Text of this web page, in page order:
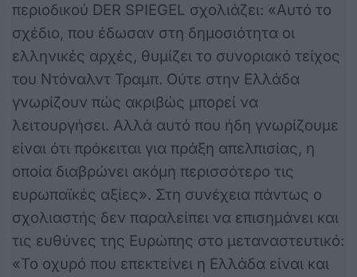
περιοδικού DER SPIEGEL σχολιάζει: «Αυτό το
σχέδιο, που έδωσαν στη δημοσιότητα οι
ελληνικές αρχές, θυμίζει το συνοριακό τείχος
του Ντόναλντ Τραμπ. Ούτε στην Ελλάδα
γνωρίζουν πώς ακριβώς μπορεί να
λειτουργήσει. Αλλά αυτό που ήδη γνωρίζουμε
είναι ότι πρόκειται για πράξη απελπισίας, η
οποία διαβρώνει ακόμη περισσότερο τις
ευρωπαϊκές αξίες». Στη συνέχεια πάντως ο
σχολιαστής δεν παραλείπει να επισημάνει και
τις ευθύνες της Ευρώπης στο μεταναστευτικό:
«Το οχυρό που επεκτείνει η Ελλάδα είναι και